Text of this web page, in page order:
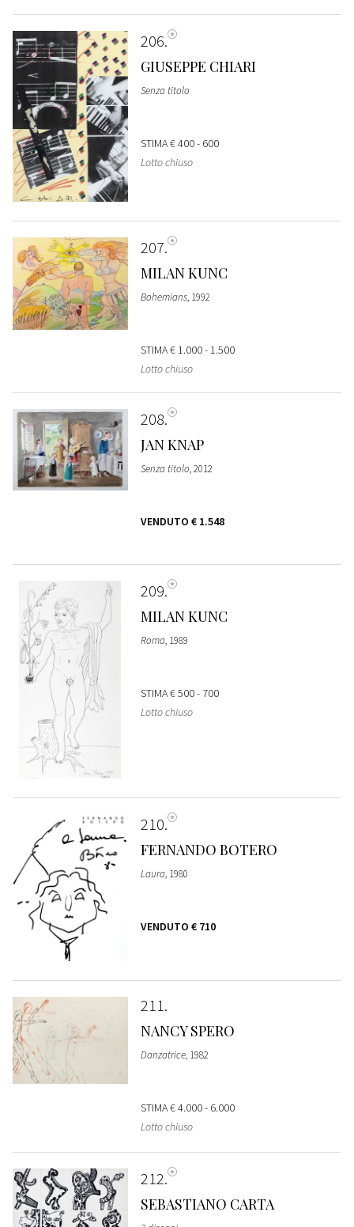
206
GIUSEPPE CHIARI
Senza titolo
STIMA€ 400 - 600
Lotto chiuso
207
MILAN KUNC
Bohemians, 1992
STIMA€ 1.000 - 1.500
Lotto chiuso
208
JAN KNAP
Senza titolo, 2012
VENDUTO € 1.548
209
MILAN KUNC
Roma, 1989
STIMA€ 500 - 700
Lotto chiuso
210
FERNANDO BOTERO
Laura, 1980
VENDUTO € 710
211
NANCY SPERO
Danzatrice, 1982
STIMA€ 4.000 - 6.000
Lotto chiuso
212
SEBASTIANO CARTA